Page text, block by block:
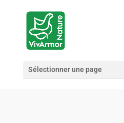
Sélectionner une page